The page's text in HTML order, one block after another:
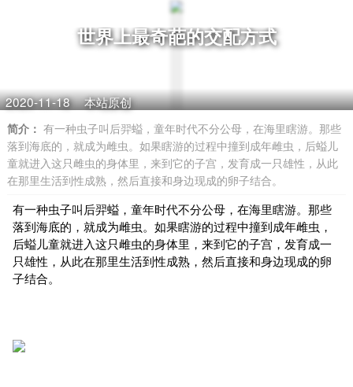
世界上最奇葩的交配方式
2020-11-18 本站原创
简介： 有一种虫子叫后羿螠，童年时代不分公母，在海里瞎游。那些
落到海底的，就成为雌虫。如果瞎游的过程中撞到成年雌虫，后螠儿
童就进入这只雌虫的身体里，来到它的子宫，发育成一只雄性，从此
在那里生活到性成熟，然后直接和身边现成的卵子结合。
有一种虫子叫后羿螠，童年时代不分公母，在海里瞎游。那些
落到海底的，就成为雌虫。如果瞎游的过程中撞到成年雌虫，
后螠儿童就进入这只雌虫的身体里，来到它的子宫，发育成一
只雄性，从此在那里生活到性成熟，然后直接和身边现成的卵
子结合。